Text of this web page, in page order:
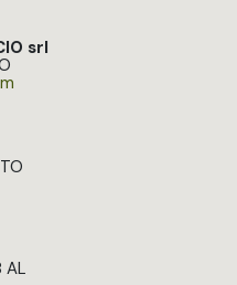
srl
AL